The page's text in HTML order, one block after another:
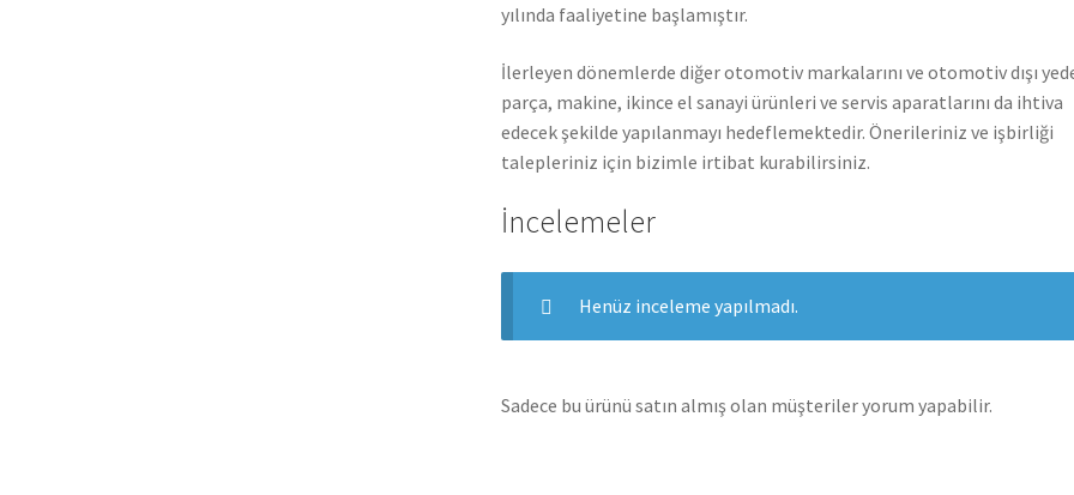
yılında faaliyetine başlamıştır.
İlerleyen dönemlerde diğer otomotiv markalarını ve otomotiv dışı
parça, makine, ikince el sanayi ürünleri ve servis aparatlarını da ihtiva
edecek şekilde yapılanmayı hedeflemektedir. Önerileriniz ve işbirliği
talepleriniz için bizimle irtibat kurabilirsiniz.
İncelemeler
Henüz inceleme yapılmadı.
Sadece bu ürünü satın almış olan müşteriler yorum yapabilir.